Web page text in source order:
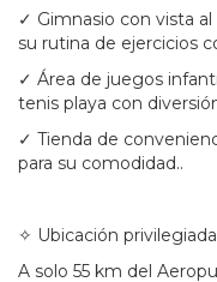
✓ Gimnasio con vista
su rutina de ejercicios
✓ Área de juegos
tenis playa con
✓ Tienda de
para su comodidad..
✧ Ubicación
A solo 55 km del